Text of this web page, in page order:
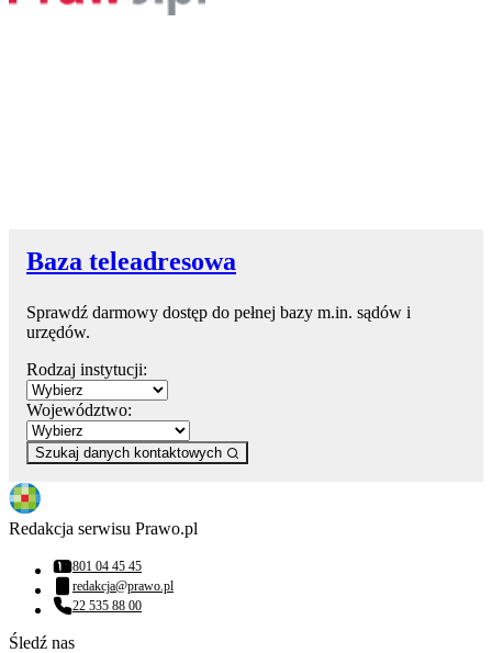
Baza teleadresowa
Sprawdź darmowy dostęp do pełnej bazy m.in. sądów i
urzędów.
Rodzaj instytucji:
Województwo:
Szukaj danych kontaktowych
Redakcja serwisu Prawo.pl
Numer telefonu:
801 04 45 45
Adres email:
redakcja@prawo.pl
Numer telefonu:
22 535 88 00
Śledź nas